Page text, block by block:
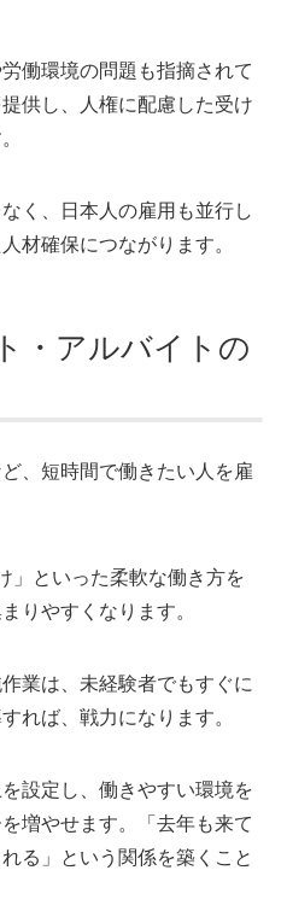
働環境の問題も指摘されて
供し、人権に配慮した受け
く、日本人の雇用も並行し
材確保につながります。
・アルバイトの
、短時間で働きたい人を雇
」といった柔軟な働き方を
りやすくなります。
業は、未経験者でもすぐに
れば、戦力になります。
設定し、働きやすい環境を
増やせます。「去年も来て
る」という関係を築くこと